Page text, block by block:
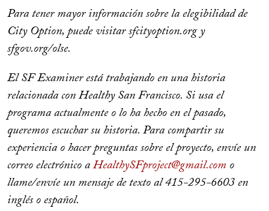
Para tener mayor información sobre la elegibilidad de
City Option, puede visitar sfcityoption.org y
sfgov.org/olse.
El SF Examiner está trabajando en una historia
relacionada con Healthy San Francisco. Si usa el
programa actualmente o lo ha hecho en el pasado,
queremos escuchar su historia. Para compartir su
experiencia o hacer preguntas sobre el proyecto, envíe un
correo electrónico a HealthySFproject@gmail.com o
llame/envíe un mensaje de texto al 415-295-6603 en
inglés o español.